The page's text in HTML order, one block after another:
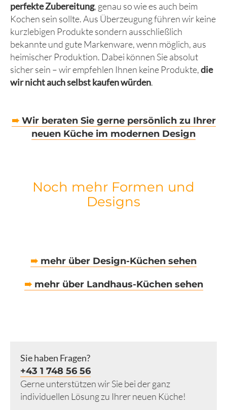
perfekte Zubereitung, genau so wie es auch beim
Kochen sein sollte. Aus Überzeugung führen wir keine
kurzlebigen Produkte sondern ausschließlich
bekannte und gute Markenware, wenn möglich, aus
heimischer Produktion. Dabei können Sie absolut
sicher sein – wir empfehlen Ihnen keine Produkte,die
wir nicht auch selbst kaufen würden.
➠Wir beraten Sie gerne persönlich zu Ihrer
neuen Küche im modernen Design
Noch mehr Formen und
Designs
➠ mehr über Design-Küchen sehen
➠mehr über Landhaus-Küchen sehen
Sie haben Fragen?
+43 1 748 56 56
Gerne unterstützen wir Sie bei der ganz
individuellen Lösung zu Ihrer neuen Küche!